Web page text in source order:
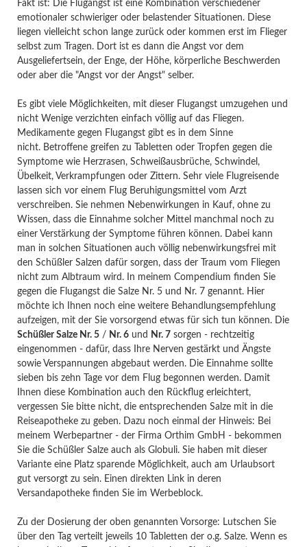
Fakt ist: Die Flugangst ist eine Kombination verschiedener
emotionaler schwieriger oder belastender Situationen. Diese
liegen vielleicht schon lange zurück oder kommen erst im Flieger
selbst zum Tragen. Dort ist es dann die Angst vor dem
Ausgeliefertsein, der Enge, der Höhe, körperliche Beschwerden
oder aber die "Angst vor der Angst" selber.
Es gibt viele Möglichkeiten, mit dieser Flugangst umzugehen und
nicht Wenige verzichten einfach völlig auf das Fliegen.
Medikamente gegen Flugangst gibt es in dem Sinne
nicht. Betroffene greifen zu Tabletten oder Tropfen gegen die
Symptome wie Herzrasen, Schweißausbrüche, Schwindel,
Übelkeit, Verkrampfungen oder Zittern. Sehr viele Flugreisende
lassen sich vor einem Flug Beruhigungsmittel vom Arzt
verschreiben. Sie nehmen Nebenwirkungen in Kauf, ohne zu
Wissen, dass die Einnahme solcher Mittel manchmal noch zu
einer Verstärkung der Symptome führen können. Dabei kann
man in solchen Situationen auch völlig nebenwirkungsfrei mit
den Schüßler Salzen dafür sorgen, dass der Traum vom Fliegen
nicht zum Albtraum wird. In meinem Compendium finden Sie
gegen die Flugangst die Salze Nr. 5 und Nr. 7 genannt. Hier
möchte ich Ihnen noch eine weitere Behandlungsempfehlung
aufzeigen, mit der Sie vorsorgend etwas für sich tun können. Die
Schüßler Salze Nr. 5/ Nr. 6und Nr. 7sorgen - rechtzeitig
eingenommen - dafür, dass Ihre Nerven gestärkt und Ängste
sowie Verspannungen abgebaut werden. Die Einnahme sollte
sieben bis zehn Tage vor dem Flug begonnen werden. Damit
Ihnen diese Kombination auch den Rückflug erleichtert,
vergessen Sie bitte nicht, die entsprechenden Salze mit in die
Reiseapotheke zu geben. Dazu noch einmal der Hinweis: Bei
meinem Werbepartner - der Firma Orthim GmbH - bekommen
Sie die Schüßler Salze auch als Globuli. Sie haben mit dieser
Variante eine Platz sparende Möglichkeit, auch am Urlaubsort
gut versorgt zu sein. Einen direkten Link in deren
Versandapotheke finden Sie im Werbeblock.
Zu der Dosierung der oben genannten Vorsorge: Lutschen Sie
über den Tag verteilt jeweils 10 Tabletten der o.g. Salze. Wenn es